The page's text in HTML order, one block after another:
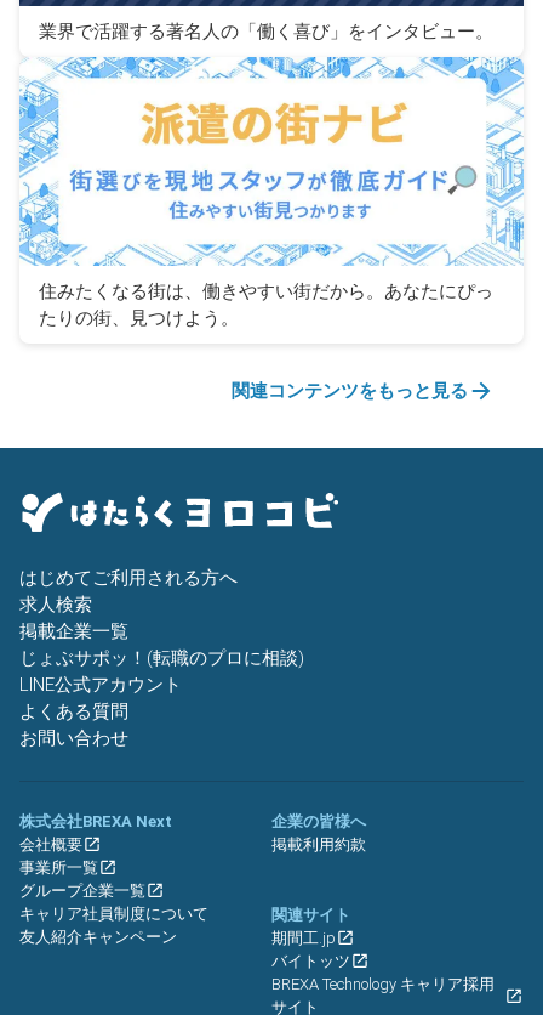
業界で活躍する著名人の「働く喜び」をインタビュー。
住みたくなる街は、働きやすい街だから。あなたにぴっ
たりの街、見つけよう。
関連コンテンツをもっと見る
はじめてご利用される方へ
求人検索
掲載企業一覧
じょぶサポッ！(転職のプロに相談)
LINE公式アカウント
よくある質問
お問い合わせ
株式会社BREXA Next
会社概要
事業所一覧
グループ企業一覧
キャリア社員制度について
友人紹介キャンペーン
企業の皆様へ
掲載利用約款
関連サイト
期間工.jp
バイトッツ
BREXA Technology キャリア採用
サイト